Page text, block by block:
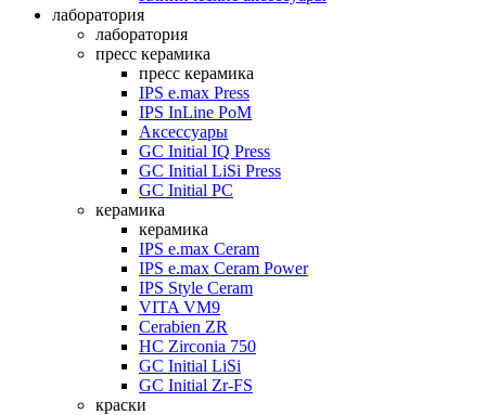
лаборатория
лаборатория
пресс керамика
пресс керамика
IPS e.max Press
IPS InLine PoM
Аксессуары
GC Initial IQ Press
GC Initial LiSi Press
GC Initial PC
керамика
керамика
IPS e.max Ceram
IPS e.max Ceram Power
IPS Style Ceram
VITA VM9
Cerabien ZR
HC Zirconia 750
GC Initial LiSi
GC Initial Zr-FS
краски